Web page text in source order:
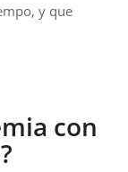
y que
con